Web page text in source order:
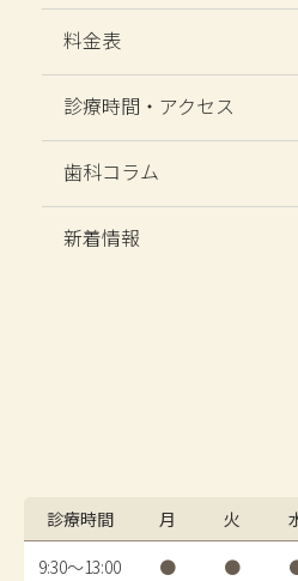
料金表
診療時間・アクセス
歯科コラム
新着情報
診療時間 月 火
9:30〜13:00
● ●